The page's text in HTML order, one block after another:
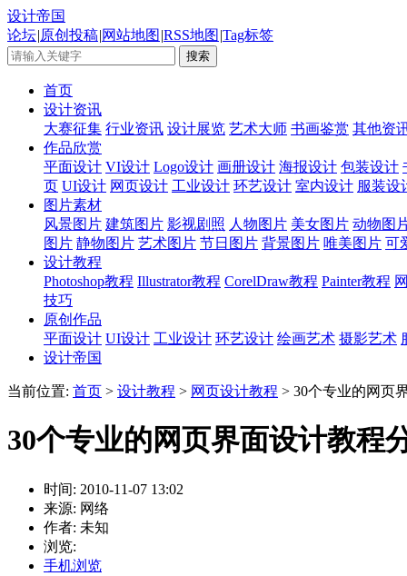
设计帝国
论坛|原创投稿|网站地图 |RSS地图 |Tag标签
首页
设计资讯
大赛征集 行业资讯 设计展览 艺术大师 书画鉴赏 其他资
作品欣赏
平面设计 VI设计 Logo设计 画册设计 海报设计 包装设计
页 UI设计 网页设计 工业设计 环艺设计 室内设计 服装设
图片素材
风景图片 建筑图片 影视剧照 人物图片 美女图片 动物图
图片 静物图片 艺术图片 节日图片 背景图片 唯美图片 可
设计教程
Photoshop教程 Illustrator教程 CorelDraw教程 Painter教程
技巧
原创作品
平面设计 UI设计 工业设计 环艺设计 绘画艺术 摄影艺术
设计帝国
当前位置: 首页 > 设计教程 > 网页设计教程 > 30个专业的网页
30个专业的网页界面设计教程
时间: 2010-11-07 13:02
来源: 网络
作者: 未知
浏览:
手机浏览